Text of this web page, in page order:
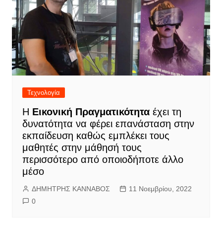
Τεχνολογία
Η Εικονική Πραγματικότηταέχει τη
δυνατότητα να φέρει επανάσταση στην
εκπαίδευση καθώς εμπλέκει τους
μαθητές στην μάθησή τους
περισσότερο από οποιοδήποτε άλλο
μέσο
ΔΗΜΗΤΡΗΣ ΚΑΝΝΑΒΟΣ
11 Νοεμβρίου, 2022
0